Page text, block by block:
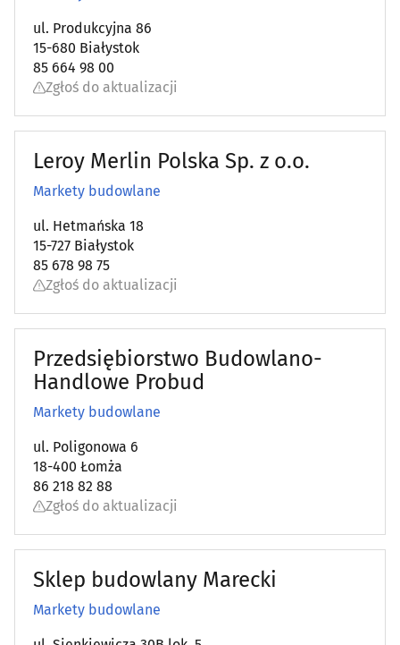
Kominki i piece(15)
Konstrukcje stalowe(12)
Kosztorysowanie(7)
(2)
Łazienki - wyposażenie
Markety budowlane
Meble - akcesoria(25)
Meble - sklepy(62)
Meble biurowe(13)
Meble dziecięce i młodzieżowe
Meble kuchenne (32)
Obrazy, ramy(6)
Ogrodnicze artykuły i sprzęt
ul. Produkcyjna 86
15-680 Białystok
85 664 98 00
Zgłoś do aktualizacji
Leroy Merlin Polska Sp. z o.o.
Markety budowlane
ul. Hetmańska 18
15-727 Białystok
85 678 98 75
Zgłoś do aktualizacji
Przedsiębiorstwo Budowlano-
Handlowe Probud
Markety budowlane
ul. Poligonowa 6
18-400 Łomża
86 218 82 88
Zgłoś do aktualizacji
Sklep budowlany Marecki
Markety budowlane